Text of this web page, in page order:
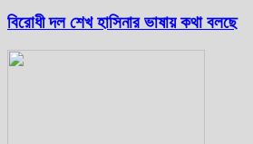
বিরোধী দল শেখ হাসিনার ভাষায় কথা বলছে